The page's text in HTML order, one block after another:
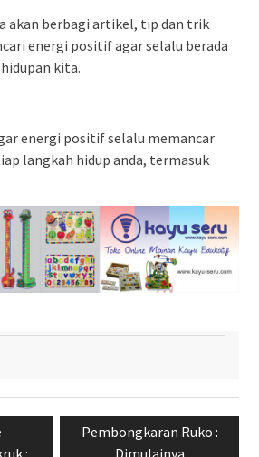
akan berbagi artikel, tip dan trik
energi positif agar selalu berada
kita.
energi positif selalu memancar
langkah hidup anda, termasuk
Next
Pembongkaran Ruko :